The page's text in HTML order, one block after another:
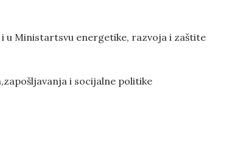
u Ministartsvu energetike, razvoja i zaštite
i socijalne politike